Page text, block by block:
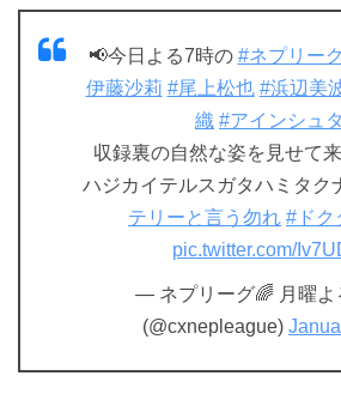
📢今日よる7時の #ネプリー
伊藤沙莉 #尾上松也 #浜辺美
織 #アインシュ
収録裏の自然な姿を見せて
ハジカイテルスガタハミタク
テリーと言う勿れ #ドク
pic.twitter.com/
— ネプリーグ🌈 月曜よ
(@cxnepleague)